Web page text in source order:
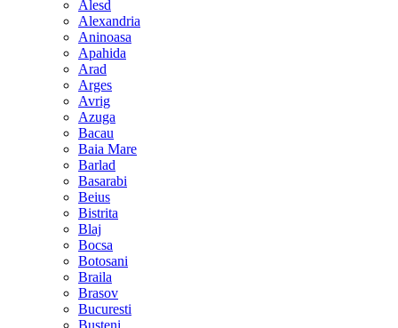
Alesd
Alexandria
Aninoasa
Apahida
Arad
Arges
Avrig
Azuga
Bacau
Baia Mare
Barlad
Basarabi
Beius
Bistrita
Blaj
Bocsa
Botosani
Braila
Brasov
Bucuresti